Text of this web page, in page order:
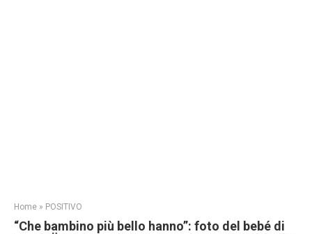
Home » POSITIVO
“Che bambino più bello hanno”: foto del bebé di